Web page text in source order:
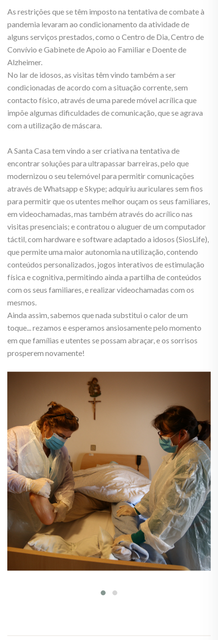
As restrições que se têm imposto na tentativa de combate à
pandemia levaram ao condicionamento da atividade de
alguns serviços prestados, como o Centro de Dia, Centro de
Convívio e Gabinete de Apoio ao Familiar e Doente de
Alzheimer.
No lar de idosos, as visitas têm vindo também a ser
condicionadas de acordo com a situação corrente, sem
contacto físico, através de uma parede móvel acrílica que
impõe algumas dificuldades de comunicação, que se agrava
com a utilização de máscara.
A Santa Casa tem vindo a ser criativa na tentativa de
encontrar soluções para ultrapassar barreiras, pelo que
modernizou o seu telemóvel para permitir comunicações
através de Whatsapp e Skype; adquiriu auriculares sem fios
para permitir que os utentes melhor ouçam os seus familiares,
em videochamadas, mas também através do acrílico nas
visitas presenciais; e contratou o aluguer de um computador
táctil, com hardware e software adaptado a idosos (SiosLife),
que permite uma maior autonomia na utilização, contendo
conteúdos personalizados, jogos interativos de estimulação
física e cognitiva, permitindo ainda a partilha de conteúdos
com os seus familiares, e realizar videochamadas com os
mesmos.
Ainda assim, sabemos que nada substitui o calor de um
toque... rezamos e esperamos ansiosamente pelo momento
em que famílias e utentes se possam abraçar, e os sorrisos
prosperem novamente!